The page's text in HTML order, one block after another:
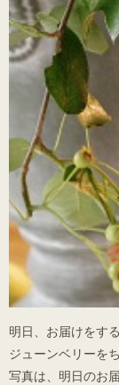
明日、お届けをす
ジューンベリーを
写真は、明日のお